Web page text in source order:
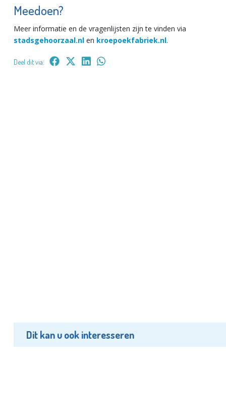
Meedoen?
Meer informatie en de vragenlijsten zijn te vinden via
stadsgehoorzaal.nl en kroepoekfabriek.nl.
Deel dit via:
Dit kan u ook interesseren